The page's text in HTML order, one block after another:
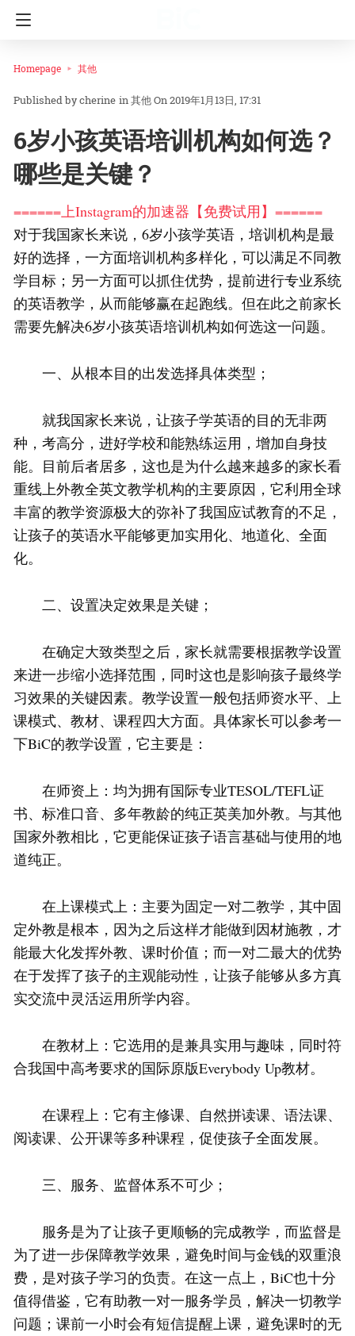
Homepage 其他
cherine in其他On 2019年1月13日, 17:31
6岁小孩英语培训机构如何选？
哪些是关键？
======上Instagram的加速器【免费试用】======
对于我国家长来说，6岁小孩学英语，培训机构是最
好的选择，一方面培训机构多样化，可以满足不同教
学目标；另一方面可以抓住优势，提前进行专业系统
的英语教学，从而能够赢在起跑线。但在此之前家长
需要先解决6岁小孩英语培训机构如何选这一问题。
一、从根本目的出发选择具体类型；
就我国家长来说，让孩子学英语的目的无非两
种，考高分，进好学校和能熟练运用，增加自身技
能。目前后者居多，这也是为什么越来越多的家长看
重线上外教全英文教学机构的主要原因，它利用全球
丰富的教学资源极大的弥补了我国应试教育的不足，
让孩子的英语水平能够更加实用化、地道化、全面
化。
二、设置决定效果是关键；
在确定大致类型之后，家长就需要根据教学设置
来进一步缩小选择范围，同时这也是影响孩子最终学
习效果的关键因素。教学设置一般包括师资水平、上
课模式、教材、课程四大方面。具体家长可以参考一
下BiC的教学设置，它主要是：
在师资上：均为拥有国际专业TESOL/TEFL证
书、标准口音、多年教龄的纯正英美加外教。与其他
国家外教相比，它更能保证孩子语言基础与使用的地
道纯正。
在上课模式上：主要为固定一对二教学，其中固
定外教是根本，因为之后这样才能做到因材施教，才
能最大化发挥外教、课时价值；而一对二最大的优势
在于发挥了孩子的主观能动性，让孩子能够从多方真
实交流中灵活运用所学内容。
在教材上：它选用的是兼具实用与趣味，同时符
合我国中高考要求的国际原版Everybody Up教材。
在课程上：它有主修课、自然拼读课、语法课、
阅读课、公开课等多种课程，促使孩子全面发展。
三、服务、监督体系不可少；
服务是为了让孩子更顺畅的完成教学，而监督是
为了进一步保障教学效果，避免时间与金钱的双重浪
费，是对孩子学习的负责。在这一点上，BiC也十分
值得借鉴，它有助教一对一服务学员，解决一切教学
问题；课前一小时会有短信提醒上课，避免课时的无